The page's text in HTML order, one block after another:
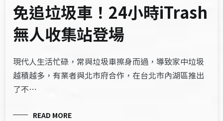
免追垃圾車！24小時iTrash
無人收集站登場
現代人生活忙碌，常與垃圾車擦身而過，導致家中垃圾
越積越多，有業者與北市府合作，在台北市內湖區推出
了不…
READ MORE